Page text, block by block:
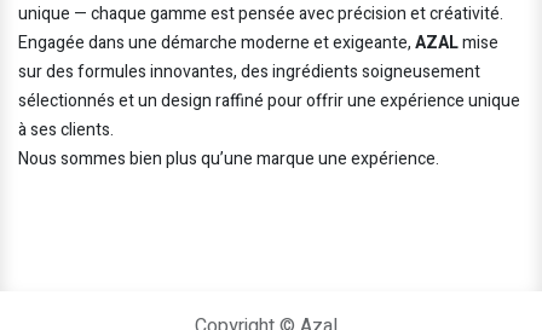
unique — chaque gamme est pensée avec précision et créativité.
Engagée dans une démarche moderne et exigeante,AZALmise
sur des formules innovantes, des ingrédients soigneusement
sélectionnés et un design raffiné pour offrir une expérience unique
à ses clients.
Nous sommes bien plus qu’une marque une expérience.